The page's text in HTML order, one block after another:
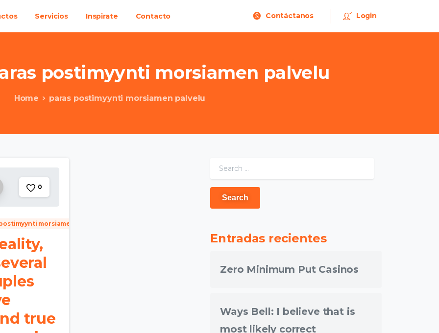
Servicios Inspirate Contacto Contáctanos Login
postimyynti morsiamen palvelu
Home paras postimyynti morsiamen palvelu
0
morsiamen palvelu
true
Entradas recientes
Zero Minimum Put Casinos
Ways Bell: I believe that is
most likely correct